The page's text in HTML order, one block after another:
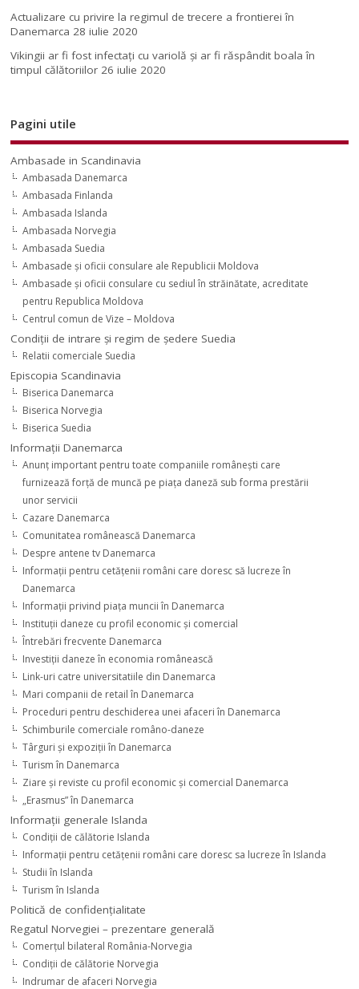
Actualizare cu privire la regimul de trecere a frontierei în
Danemarca 28 iulie 2020
Vikingii ar fi fost infectaţi cu variolă şi ar fi răspândit boala în
timpul călătoriilor 26 iulie 2020
Pagini utile
Ambasade in Scandinavia
Ambasada Danemarca
Ambasada Finlanda
Ambasada Islanda
Ambasada Norvegia
Ambasada Suedia
Ambasade şi oficii consulare ale Republicii Moldova
Ambasade şi oficii consulare cu sediul în străinătate, acreditate
pentru Republica Moldova
Centrul comun de Vize – Moldova
Condiţii de intrare şi regim de şedere Suedia
Relatii comerciale Suedia
Episcopia Scandinavia
Biserica Danemarca
Biserica Norvegia
Biserica Suedia
Informaţii Danemarca
Anunţ important pentru toate companiile româneşti care
furnizează forţă de muncă pe piaţa daneză sub forma prestării
unor servicii
Cazare Danemarca
Comunitatea românească Danemarca
Despre antene tv Danemarca
Informaţii pentru cetăţenii români care doresc să lucreze în
Danemarca
Informaţii privind piaţa muncii în Danemarca
Instituţii daneze cu profil economic şi comercial
Întrebări frecvente Danemarca
Investiţii daneze în economia românească
Link-uri catre universitatiile din Danemarca
Mari companii de retail în Danemarca
Proceduri pentru deschiderea unei afaceri în Danemarca
Schimburile comerciale româno-daneze
Târguri şi expoziţii în Danemarca
Turism în Danemarca
Ziare şi reviste cu profil economic şi comercial Danemarca
„Erasmus” în Danemarca
Informaţii generale Islanda
Condiţii de călătorie Islanda
Informaţii pentru cetăţenii români care doresc sa lucreze în Islanda
Studii în Islanda
Turism în Islanda
Politică de confidențialitate
Regatul Norvegiei – prezentare generală
Comerţul bilateral România-Norvegia
Condiții de călătorie Norvegia
Indrumar de afaceri Norvegia